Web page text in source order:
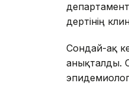
дертінің
Сондай-ақ
анықталды.